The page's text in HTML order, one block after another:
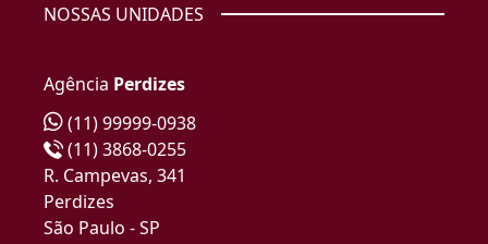
NOSSAS UNIDADES
Agência Perdizes
(11) 99999-0938
(11) 3868-0255
R. Campevas, 341
Perdizes
São Paulo - SP